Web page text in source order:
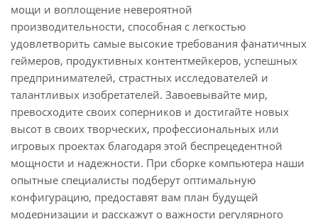
мощи и воплощение невероятной
производительности, способная с легкостью
удовлетворить самые высокие требования фанатичных
геймеров, продуктивных контентмейкеров, успешных
предпринимателей, страстных исследователей и
талантливых изобретателей. Завоевывайте мир,
превосходите своих соперников и достигайте новых
высот в своих творческих, профессиональных или
игровых проектах благодаря этой беспрецедентной
мощности и надежности. При сборке компьютера наши
опытные специалисты подберут оптимальную
конфигурацию, предоставят вам план будущей
модернизации и расскажут о важности регулярного